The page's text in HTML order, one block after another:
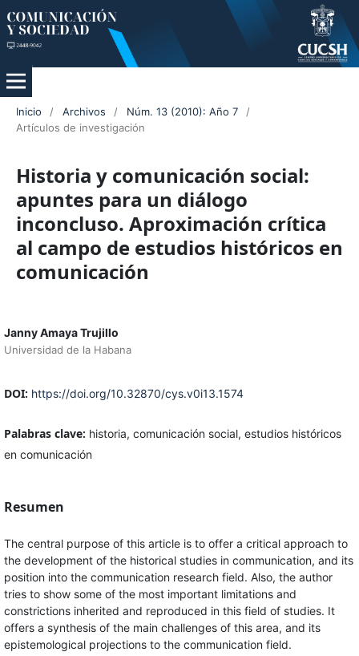
Inicio / Archivos / Núm. 13 (2010): Año 7
/
Artículos de investigación
Historia y comunicación social:
apuntes para un diálogo
inconcluso. Aproximación crítica
al campo de estudios históricos en
comunicación
Janny Amaya Trujillo
Universidad de la Habana
DOI: https://doi.org/10.32870/cys.v0i13.1574
Palabras clave: historia, comunicación social, estudios históricos
en comunicación
Resumen
The central purpose of this article is to offer a critical approach to
the development of the historical studies in communication, and its
position into the communication research field. Also, the author
tries to show some of the most important limitations and
constrictions inherited and reproduced in this field of studies. It
offers a synthesis of the main challenges of this area, and its
epistemological projections to the communication field.